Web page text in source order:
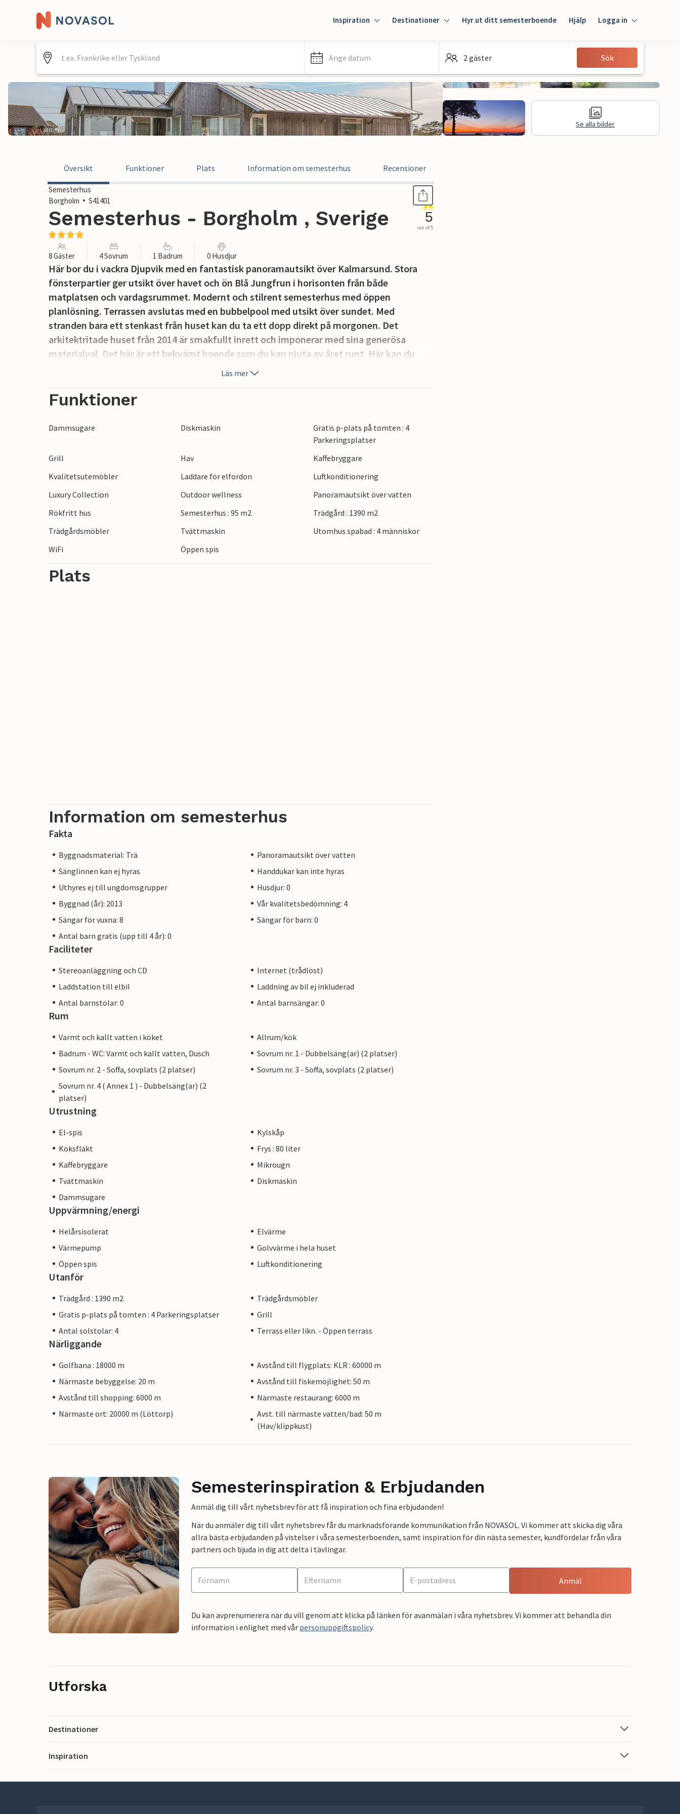
Inspiration Destinationer Hyr ut ditt semesterboende Hjälp Logga in
Gäst
Ange datum 2 gäster Sök
Se alla bilder
Översikt Funktioner Plats Information om semesterhus Recensioner
Semesterhus
Borgholm
S41401
Semesterhus - Borgholm , Sverige 5
out of 5
8 Gäster 4 Sovrum 1 Badrum 0 Husdjur
Här bor du i vackra Djupvik med en fantastisk panoramautsikt över Kalmarsund. Stora
fönsterpartier ger utsikt över havet och ön Blå Jungfrun i horisonten från både
matplatsen och vardagsrummet. Modernt och stilrent semesterhus med öppen
planlösning. Terrassen avslutas med en bubbelpool med utsikt över sundet. Med
stranden bara ett stenkast från huset kan du ta ett dopp direkt på morgonen. Det
arkitektritade huset från 2014 är smakfullt inrett och imponerar med sina generösa
materialval. Det här är ett bekvämt boende som du kan njuta av året runt. Här kan du
koppla av framför brasan eller i ett varmt spa, kanske efter en promenad på den
ett bra utbud av butiker, restauranger och annan service. Dessutom ett brett utbud av
Kungliga Solliden och Ekerum Resort med 3 golfbanor och en fantastisk restaurang.
Öland erbjuder många aktiviteter för alla åldrar, såsom den magiska Trollskogen, Ölands
Djur- och Nöjespark, det medeltida slottet Eketorp och massor av kultur och konst.
Läs mer
Funktioner
Dammsugare Diskmaskin
Gratis p-plats på tomten : 4
Parkeringsplatser
Grill
Hav
Kaffebryggare
Kvalitetsutemöbler
Laddare för elfordon
Luftkonditionering
Luxury Collection
Outdoor wellness
Panoramautsikt över vatten
Rökfritt hus
Semesterhus : 95 m2
Trädgård : 1390 m2
Trädgårdsmöbler
Tvättmaskin
Utomhus spabad : 4 människor
WiFi
Öppen spis
Plats
Information om semesterhus
Fakta
Byggnadsmaterial: Trä
Panoramautsikt över vatten
Sänglinnen kan ej hyras
Handdukar kan inte hyras
Uthyres ej till ungdomsgrupper
Husdjur: 0
Byggnad (år): 2013
Vår kvalitetsbedömning: 4
Sängar för vuxna: 8
Sängar för barn: 0
Antal barn gratis (upp till 4 år): 0
Faciliteter
Stereoanläggning och CD
Internet (trådlöst)
Laddstation till elbil
Laddning av bil ej inkluderad
Antal barnstolar: 0
Antal barnsängar: 0
Rum
Varmt och kallt vatten i köket
Allrum/kök
Badrum - WC: Varmt och kallt vatten, Dusch
Sovrum nr. 1 - Dubbelsäng(ar) (2 platser)
Sovrum nr. 2 - Soffa, sovplats (2 platser)
Sovrum nr. 3 - Soffa, sovplats (2 platser)
Sovrum nr. 4 ( Annex 1 ) - Dubbelsäng(ar) (2
platser)
Utrustning
El-spis
Kylskåp
Köksfläkt
Frys : 80 liter
Kaffebryggare
Mikrougn
Tvättmaskin
Diskmaskin
Dammsugare
Uppvärmning/energi
Helårsisolerat
Elvärme
Värmepump
Golvvärme i hela huset
Öppen spis
Luftkonditionering
Utanför
Trädgård : 1390 m2
Trädgårdsmöbler
Gratis p-plats på tomten : 4 Parkeringsplatser
Grill
Antal solstolar: 4
Terrass eller likn. - Öppen terrass
Närliggande
Golfbana : 18000 m
Avstånd till flygplats: KLR : 60000 m
Närmaste bebyggelse: 20 m
Avstånd till fiskemöjlighet: 50 m
Avstånd till shopping: 6000 m
Närmaste restaurang: 6000 m
Närmaste ort: 20000 m (Löttorp)
Avst. till närmaste vatten/bad: 50 m
(Hav/klippkust)
Semesterinspiration & Erbjudanden
Anmäl dig till vårt nyhetsbrev för att få inspiration och fina erbjudanden!
När du anmäler dig till vårt nyhetsbrev får du marknadsförande kommunikation från NOVASOL. Vi kommer att skicka dig våra
allra bästa erbjudanden på vistelser i våra semesterboenden, samt inspiration för din nästa semester, kundfördelar från våra
partners och bjuda in dig att delta i tävlingar.
Anmäl
Du kan avprenumerera när du vill genom att klicka på länken för avanmälan i våra nyhetsbrev. Vi kommer att behandla din
information i enlighet med vår personuppgiftspolicy.
Utforska
Destinationer
Inspiration